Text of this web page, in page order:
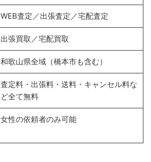
WEB査定／出張査定／宅配査定
出張買取／宅配買取
和歌山県全域（橋本市も含む）
査定料・出張料・送料・キャンセル料な
ど全て無料
女性の依頼者のみ可能